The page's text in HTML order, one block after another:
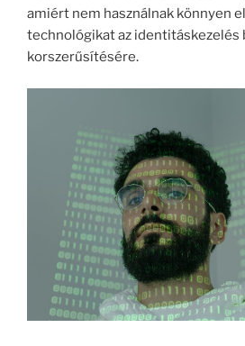
amiért nem használnak könnyen
technológikat az identitáskezelés
korszerűsítésére.